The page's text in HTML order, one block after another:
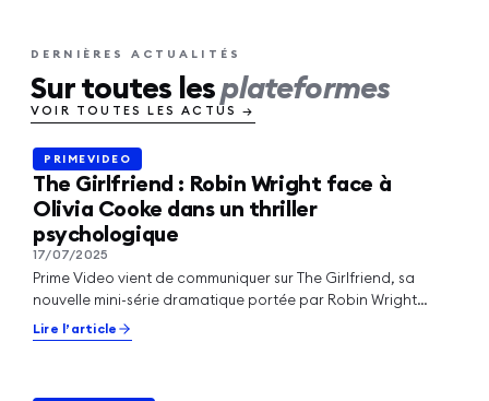
DERNIÈRES ACTUALITÉS
Sur toutes lesplateformes
VOIR TOUTES LES ACTUS →
PRIMEVIDEO
PRIMEVIDEO
The Girlfriend : Robin Wright face à
Olivia Cooke dans un thriller
psychologique
17/07/2025
Prime Video vient de communiquer sur The Girlfriend, sa
nouvelle mini-série dramatique portée par Robin Wright
(House of Cards) et Olivia…
Lire l’article
NETFLIX
Ransom Canyon : Netflix renouvelle la
série pour une saison 2
Lire l’article